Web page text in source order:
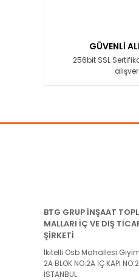
GÜVENLİ
256bit SSL
BTG GRUP İNŞAAT
MALLARI İÇ VE DIŞ
ŞİRKETİ
İkitelli Osb Mahallesi
2A BLOK NO:2A İÇ KAPI
İSTANBUL